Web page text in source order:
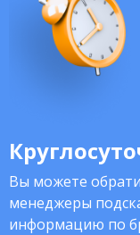
Вы можете
менеджеры
информацию по